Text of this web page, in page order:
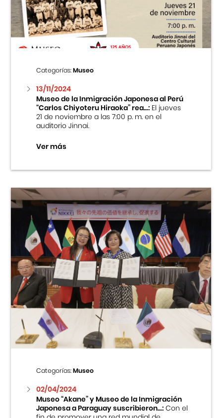
Centro Cultural Peruano Japonés
Cursos
Museo de la Inmigración Japonesa
Fondo Editorial
Teatro Peruano Japonés
Categorías:Museo
13/11/2024
Museo de la Inmigración Japonesa al Perú
“Carlos Chiyoteru Hiraoka” rea...:El jueves
21 de noviembre a las 7:00 p. m. en el
auditorio Jinnai.
Ver más
Categorías:Museo
02/04/2024
Museo “Akane” y Museo de la Inmigración
Japonesa a Paraguay suscribieron...:Con el